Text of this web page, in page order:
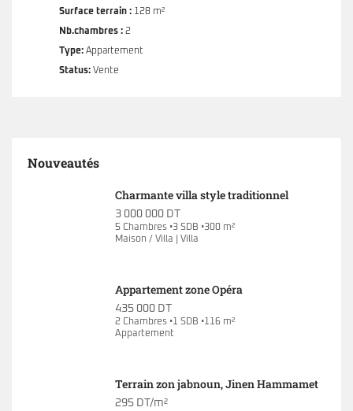
Surface terrain : 128 m²
Nb.chambres : 2
Type: Appartement
Status: Vente
Nouveautés
Charmante villa style traditionnel
3 000 000 DT
5 Chambres •3 SDB •300 m²
Maison / Villa | Villa
Appartement zone Opéra
435 000 DT
2 Chambres •1 SDB •116 m²
Appartement
Terrain zon jabnoun, Jinen Hammamet
295 DT/m²